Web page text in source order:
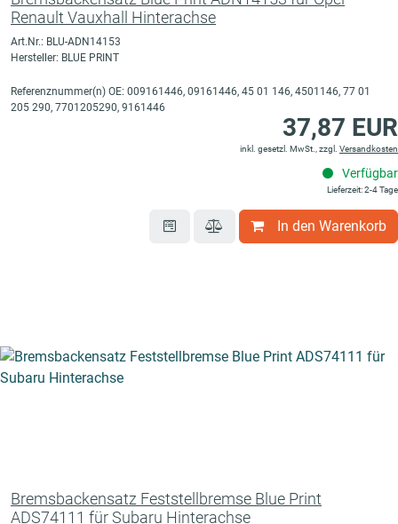
Renault Vauxhall Hinterachse
Art.Nr.: BLU-ADN14153
Hersteller: BLUE PRINT
Referenznummer(n) OE: 009161446, 09161446, 45 01 146, 4501146, 77 01
205 290, 7701205290, 9161446
37,87 EUR
inkl. gesetzl. MwSt., zzgl. Versandkosten
Verfügbar
Lieferzeit: 2-4 Tage
In den Warenkorb
Bremsbackensatz Feststellbremse Blue Print
ADS74111 für Subaru Hinterachse